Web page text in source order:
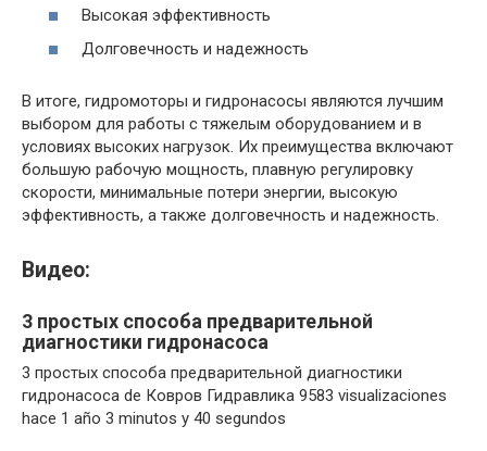
Высокая эффективность
Долговечность и надежность
В итоге, гидромоторы и гидронасосы являются лучшим
выбором для работы с тяжелым оборудованием и в
условиях высоких нагрузок. Их преимущества включают
большую рабочую мощность, плавную регулировку
скорости, минимальные потери энергии, высокую
эффективность, а также долговечность и надежность.
Видео:
3 простых способа предварительной
диагностики гидронасоса
3 простых способа предварительной диагностики
гидронасоса de Ковров Гидравлика 9583 visualizaciones
hace 1 año 3 minutos y 40 segundos